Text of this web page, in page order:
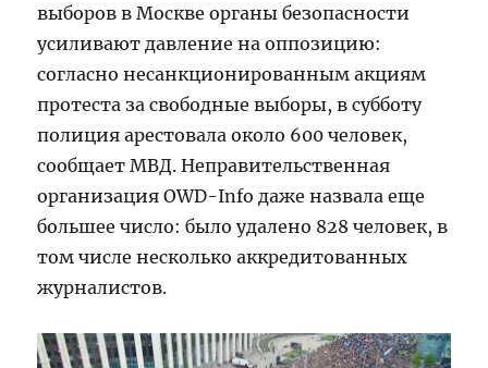
выборов в Москве органы безопасности
усиливают давление на оппозицию:
согласно несанкционированным акциям
протеста за свободные выборы, в субботу
полиция арестовала около 600 человек,
сообщает МВД. Неправительственная
организация OWD-Info даже назвала еще
большее число: было удалено 828 человек, в
том числе несколько аккредитованных
журналистов.